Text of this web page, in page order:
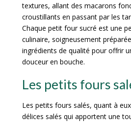
textures, allant des macarons
croustillants en passant par les
Chaque petit four sucré est une
culinaire, soigneusement
ingrédients de qualité pour offrir
douceur en bouche.
Les petits fours
Les petits fours salés, quant à
délices salés qui apportent une